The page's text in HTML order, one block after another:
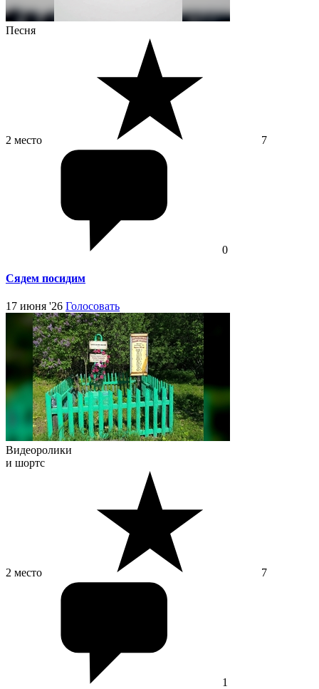
Песня
2 место 7
0
Сядем посидим
17 июня '26 Голосовать
Видеоролики
и шортс
2 место 7
1